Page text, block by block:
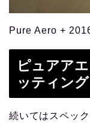
Pure Aero +
ピュアア
ッティング
続いてはスペック